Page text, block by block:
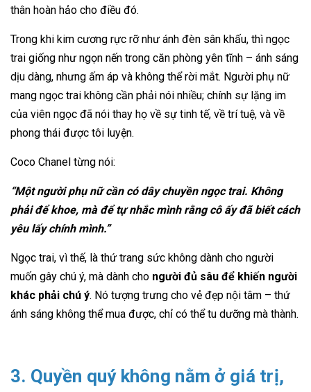
thân hoàn hảo cho điều đó.
Trong khi kim cương rực rỡ như ánh đèn sân khấu, thì ngọc
trai giống như ngọn nến trong căn phòng yên tĩnh – ánh sáng
dịu dàng, nhưng ấm áp và không thể rời mắt. Người phụ nữ
mang ngọc trai không cần phải nói nhiều; chính sự lặng im
của viên ngọc đã nói thay họ về sự tinh tế, về trí tuệ, và về
phong thái được tôi luyện.
Coco Chanel từng nói:
“Một người phụ nữ cần có dây chuyền ngọc trai. Không
phải để khoe, mà để tự nhắc mình rằng cô ấy đã biết cách
yêu lấy chính mình.”
Ngọc trai, vì thế, là thứ trang sức không dành cho người
muốn gây chú ý, mà dành cho người đủ sâu để khiến người
khác phải chú ý. Nó tượng trưng cho vẻ đẹp nội tâm – thứ
ánh sáng không thể mua được, chỉ có thể tu dưỡng mà thành.
3. Quyền quý không nằm ở giá trị,